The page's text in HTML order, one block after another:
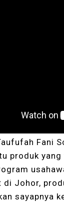
Fani
produk
di Johor,
sayapnya